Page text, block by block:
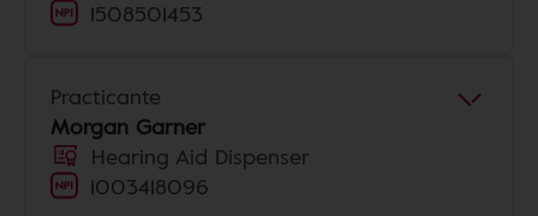
1508501453
Practicante
Morgan Garner
Hearing Aid Dispenser
1003418096